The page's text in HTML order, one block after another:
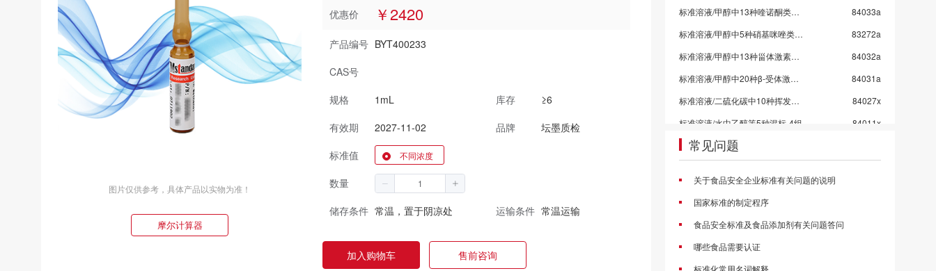
图片仅供参考，具体产品以实物为准！
摩尔计算器
优惠价
￥2420
产品编号 BYT400233
CAS号
规格
1mL 库存
≥6
有效期
2027-11-02 品牌
坛墨质检
标准值
不同浓度
数量
储存条件 常温，置于阴凉处 运输条件 常温运输
加入购物车 售前咨询
标准溶液/甲醇中13种喹诺酮类药物混标/SN/T 5724-2025-7
84033a
标准溶液/甲醇中5种硝基咪唑类药物混标/SN/T 5724-2025-4
83272a
标准溶液/甲醇中13种甾体激素混标溶液/SN/T 5724-2025-3/保质期6个月
84032a
标准溶液/甲醇中20种β-受体激动剂混标溶液/SN/T 5724-2025-2
84031a
标准溶液/二硫化碳中10种挥发性有机物混标
84027x
标准溶液/水中乙醇等5种混标-4组
84011x
标准溶液/水中乙醇等5种混标-3组
常见问题
关于食品安全企业标准有关问题的说明
国家标准的制定程序
食品安全标准及食品添加剂有关问题答问
哪些食品需要认证
标准化常用名词解释